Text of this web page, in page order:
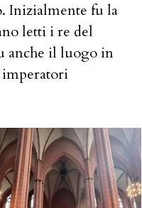
Inizialmente fu la
letti i re del
anche il luogo in